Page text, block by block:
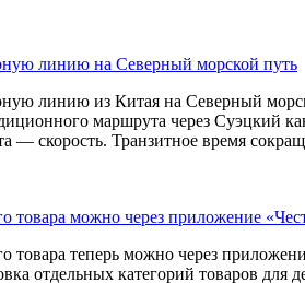
линию на Северный морской путь
линию из Китая на Северный
маршрута через Суэцкий
— скорость. Транзитное время
товара можно через приложение
товара теперь можно через
отдельных категорий товаров